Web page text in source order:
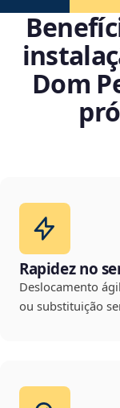
Dom
Rapidez no
Deslocamento
ou substituição